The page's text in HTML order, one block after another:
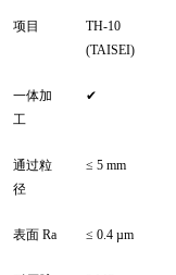
项目
TH-10
(TAISEI)
一体加
工
✔
通过粒
径
≤ 5 mm
表面 Ra ≤ 0.4 µm